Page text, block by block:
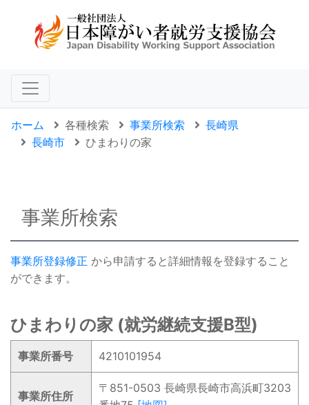
ホーム 各種検索 事業所検索
長崎県
長崎市
ひまわりの家
事業所検索
事業所登録修正 から申請すると詳細情報を登録すること
ができます。
ひまわりの家 (就労継続支援B型)
事業所番号 4210101954
事業所住所
〒851-0503 長崎県長崎市高浜町3203